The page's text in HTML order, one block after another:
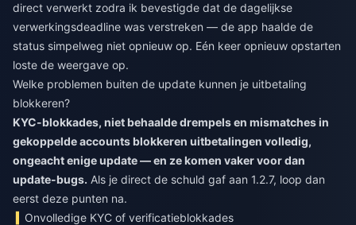
direct verwerkt zodra ik bevestigde dat de dagelijkse
verwerkingsdeadline was verstreken — de app haalde de
status simpelweg niet opnieuw op. Eén keer opnieuw opstarten
loste de weergave op.
Welke problemen buiten de update kunnen je uitbetaling
blokkeren?
KYC-blokkades, niet behaalde drempels en mismatches in
gekoppelde accounts blokkeren uitbetalingen volledig,
ongeacht enige update — en ze komen vaker voor dan
update-bugs. Als je direct de schuld gaf aan 1.2.7, loop dan
eerst deze punten na.
Onvolledige KYC of verificatieblokkades